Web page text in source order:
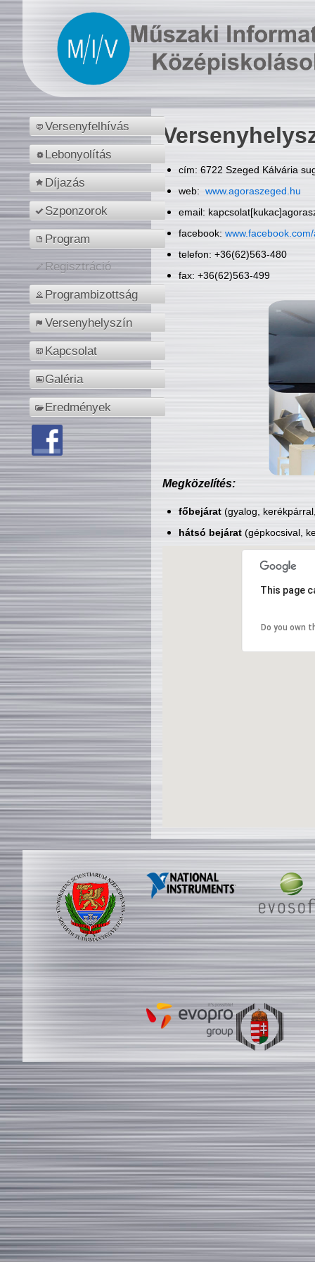
Versenyfelhívás
Lebonyolítás
Díjazás
Szponzorok
Program
Regisztráció
Programbizottság
Versenyhelyszín
Kapcsolat
Galéria
Eredmények
cím: 6722 Szeged Kálvária
web: www.agoraszeged.hu
email:
facebook:
telefon: +36(62)563-480
fax: +36(62)563-499
Megközelítés:
főbejárat(gyalog,
hátsó bejárat(gépkocsival,
This page
Do you own